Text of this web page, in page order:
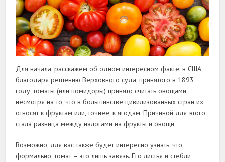
Для начала, расскажем об одном интересном факте: в США,
благодаря решению Верховного суда, принятого в 1893
году, томаты (или помидоры) принято считать овощами,
несмотря на то, что в большинстве цивилизованных стран их
относят к фруктам или, точнее, к ягодам. Причиной для этого
стала разница между налогами на фрукты и овощи.
Возможно, для вас также будет интересно узнать, что,
формально, томат – это лишь завязь. Его листья и стебли